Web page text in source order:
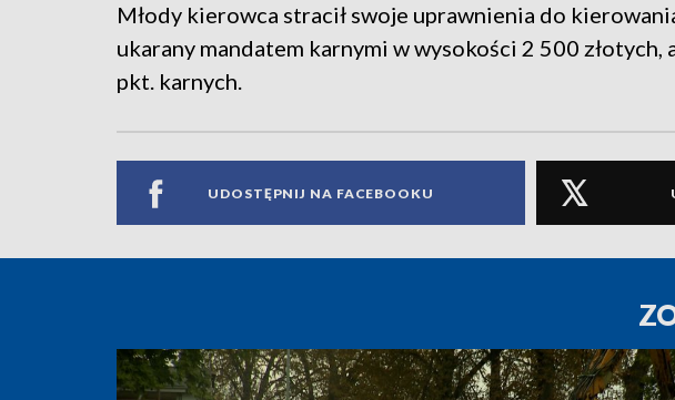
Młody kierowca stracił swoje uprawnienia do
ukarany mandatem karnymi w wysokości 2 500 złotych,
pkt. karnych.
UDOSTĘPNIJ NA FACEBOOKU